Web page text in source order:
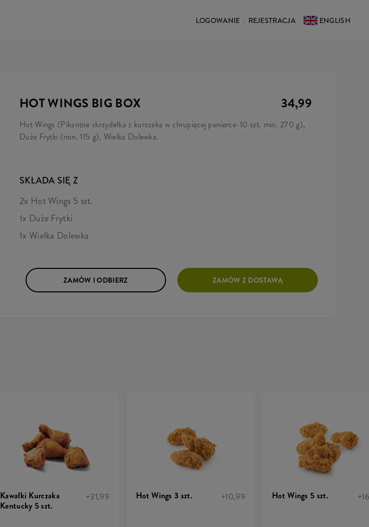
LOGOWANIE REJESTRACJA ENGLISH
HOT WINGS BIG BOX 34,99
Hot Wings (Pikantne skrzydełka z kurczaka w chrupiącej panierce-10 szt. min. 270 g),
Duże Frytki (min. 115 g), Wielka Dolewka.
SKŁADA SIĘ Z
2x Hot Wings 5 szt.
1x Duże Frytki
1x Wielka Dolewka
ZAMÓW I ODBIERZ ZAMÓW Z DOSTAWĄ
Kawałki Kurczaka
Kentucky 5 szt.
+31,99 Hot Wings 3 szt. +10,99 Hot Wings 5 szt.